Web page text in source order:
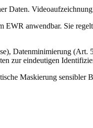
Daten.
anwendbar. Sie
Datenminimierung
zur eindeutigen
Maskierung sensibler